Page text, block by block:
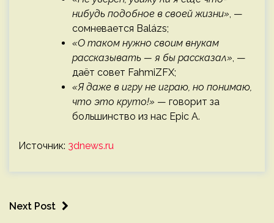
нибудь подобное в своей жизни», —
сомневается Balázs;
«О таком нужно своим внукам
рассказывать — я бы рассказал», —
даёт совет FahmiZFX;
«Я даже в игру не играю, но понимаю,
что это круто!» — говорит за
большинство из нас Epic A.
Источник: 3dnews.ru
Next Post